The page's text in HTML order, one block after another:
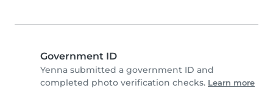
Government ID
Yenna submitted a government ID and
completed photo verification checks. Learn more